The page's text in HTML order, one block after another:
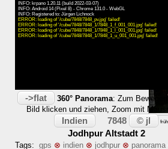
INFO: krpano 1.20.11 (build 2022-03-07)
INFO: Android 14 (Pixel 8) - Chrome 131.0 - WebGL
INFO: Registered to: Jürgen Lichnock
ERROR: loading of '/cube/7848/7848_pv.jpg' failed!
ERROR: loading of '/cube/7848/7848_1/7848_1_f_001_001.jpg' failed!
ERROR: loading of '/cube/7848/7848_1/7848_1_l_001_001.jpg' failed!
ERROR: loading of '/cube/7848/7848_1/7848_1_u_001_001.jpg' failed!
->flat 360° Panorama: Zum
Bild klicken und ziehen, Zoom mit
Indien 7848 © jl
Jodhpur Altstadt 2
Tags: gps ⊗ indien ⊗ jodhpur ⊗ panorama
←